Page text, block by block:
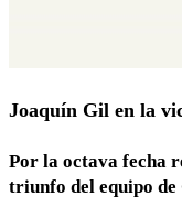
Joaquín Gil en la
Por la octava fecha
triunfo del equipo